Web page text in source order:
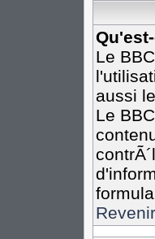
Le
aussi
Le